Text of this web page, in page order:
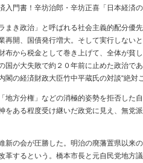
門書！辛坊治郎・辛坊正喜「日本経済の
まき政治」と呼ばれる社会主義的配分優
再開、国債発行増大。そして実行しない
布から税金として巻き上げて、全体が貧
国が大失敗で約２０年前に止めた政治
の経済財政大臣竹中平蔵氏の対談“絶対
地方分権」などの消極的姿勢を拒否した
をある程度受け継いだ政党に見え、無党
新の会が圧勝した。明治の廃藩置県以来
革するという。橋本市長と元自民党地方